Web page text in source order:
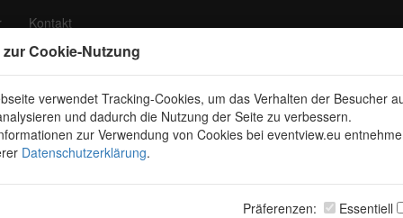
Cookie-Nutzung
verwendet Tracking-Cookies, um das Verhalten der Besucher
und dadurch die Nutzung der Seite zu verbessern.
zur Verwendung von Cookies bei eventview.eu
Datenschutzerklärung.
Präferenzen: Essentiell
Kontakt
Ölgrund Münster-